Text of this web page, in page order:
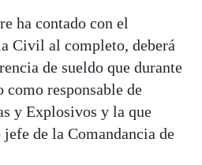
ha contado con el
Civil al completo, deberá
de sueldo que durante
como responsable de
y Explosivos y la que
de la Comandancia de